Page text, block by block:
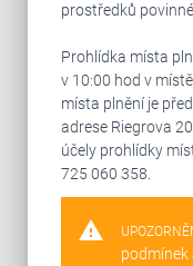
prostředků
Prohlídka místa
v 10:00 hod v
místa plnění je
adrese Riegrova
účely prohlídky
725 060 358.
warning
podmínek